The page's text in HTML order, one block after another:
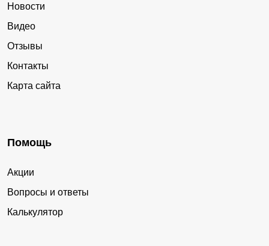
Новости
Видео
Отзывы
Контакты
Карта сайта
Помощь
Акции
Вопросы и ответы
Калькулятор